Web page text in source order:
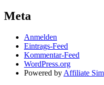
Meta
Anmelden
Eintrags-Feed
Kommentar-Feed
WordPress.org
Powered by Affiliate